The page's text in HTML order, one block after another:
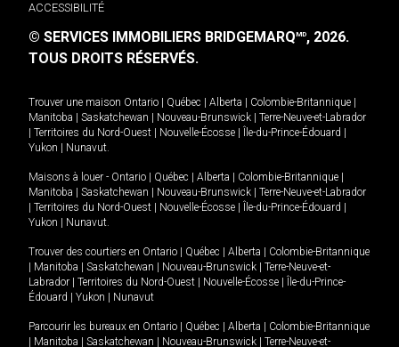
ACCESSIBILITÉ
© SERVICES IMMOBILIERS BRIDGEMARQMD, 2026.
TOUS DROITS RÉSERVÉS.
Trouver une maison Ontario Québec Alberta Colombie-Britannique
Manitoba
Saskatchewan Nouveau-Brunswick
Terre-Neuve-et-Labrador
Territoires du Nord-Ouest Nouvelle-Écosse Île-du-Prince-Édouard
Yukon
Nunavut.
Maisons à louer - Ontario Québec Alberta Colombie-Britannique
Manitoba
Saskatchewan Nouveau-Brunswick
Terre-Neuve-et-Labrador
Territoires du Nord-Ouest Nouvelle-Écosse Île-du-Prince-Édouard
Yukon
Nunavut.
Trouver des courtiers en Ontario Québec Alberta
Colombie-Britannique
Manitoba Saskatchewan Nouveau-Brunswick
Terre-Neuve-et-
Labrador
Territoires du Nord-Ouest Nouvelle-Écosse
Île-du-Prince-
Édouard
Yukon Nunavut
Parcourir les bureaux en Ontario Québec Alberta
Colombie-Britannique
Manitoba Saskatchewan Nouveau-Brunswick
Terre-Neuve-et-